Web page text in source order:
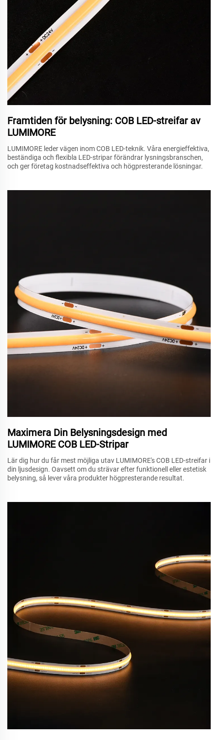
Framtiden för belysning: COB LED-streifar av
LUMIMORE
LUMIMORE leder vägen inom COB LED-teknik. Våra energieffektiva,
beständiga och flexibla LED-stripar förändrar lysningsbranschen,
och ger företag kostnadseffektiva och högpresterande lösningar.
Maximera Din Belysningsdesign med
LUMIMORE COB LED-Stripar
Lär dig hur du får mest möjliga utav LUMIMORE's COB LED-streifar i
din ljusdesign. Oavsett om du strävar efter funktionell eller estetisk
belysning, så lever våra produkter högpresterande resultat.